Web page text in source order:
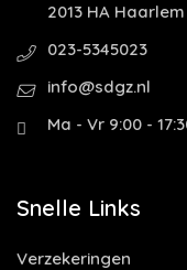
2013 HA Haarlem
023-5345023
info@sdgz.nl
Ma - Vr 9:00 -
Snelle Links
Verzekeringen